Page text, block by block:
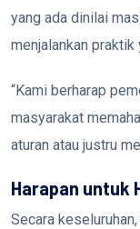
yang ada dinilai
menjalankan
“Kami berharap
masyarakat
aturan atau justru
Harapan untuk
Secara